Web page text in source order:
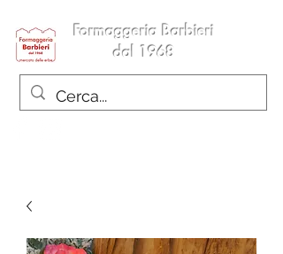
Formaggeria Barbieri
dal 1968